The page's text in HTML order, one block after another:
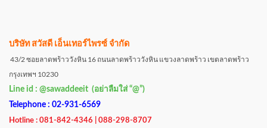
บริษัท สวัสดี เอ็นเทอร์ไพรซ์ จำกัด
43/2 ซอยลาดพร้าววังหิน 16 ถนนลาดพร้าววังหิน แขวงลาดพร้าว เขตลาดพร้าว
กรุงเทพฯ 10230
Line id : @sawaddeeit (อย่าลืมใส่ “@”)
Telephone : 02-931-6569
Hotline : 081-842-4346 | 088-298-8707